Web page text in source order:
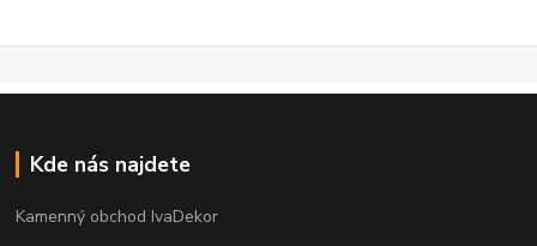
Kde nás najdete
Kamenný obchod IvaDekor